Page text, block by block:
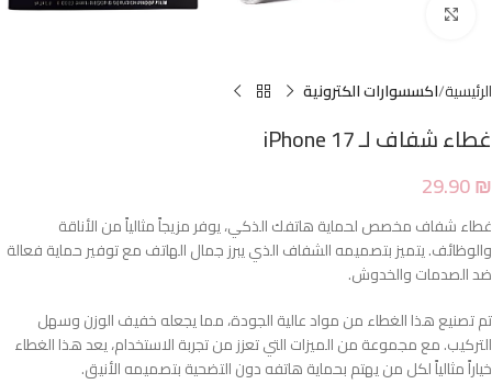
الرئيسية اكسسوارات الكترونية
غطاء شفاف لـ iPhone 17
29.90₪
غطاء شفاف مخصص لحماية هاتفك الذكي، يوفر مزيجاً مثالياً من الأناقة
والوظائف. يتميز بتصميمه الشفاف الذي يبرز جمال الهاتف مع توفير حماية فعالة
ضد الصدمات والخدوش.
تم تصنيع هذا الغطاء من مواد عالية الجودة، مما يجعله خفيف الوزن وسهل
التركيب. مع مجموعة من الميزات التي تعزز من تجربة الاستخدام، يعد هذا الغطاء
خياراً مثالياً لكل من يهتم بحماية هاتفه دون التضحية بتصميمه الأنيق.